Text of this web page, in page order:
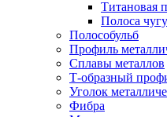
Титановая
Полоса
Полособульб
Профиль
Сплавы металлов
Т-образный
Уголок
Фибра